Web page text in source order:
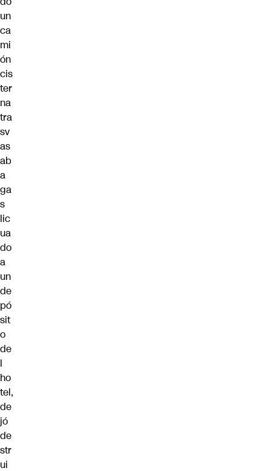
un
ca
mi
ón
cis
ter
na
tra
sv
as
ab
a
ga
s
lic
ua
do
a
un
de
pó
sit
o
de
l
ho
tel,
de
jó
de
str
ui